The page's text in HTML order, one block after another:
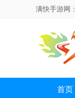
满快手游网
首页